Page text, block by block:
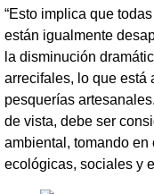
“Esto implica que
están igualmente
la disminución
arrecifales, lo que está
pesquerías
de vista, debe ser
ambiental, tomando
ecológicas, sociales y